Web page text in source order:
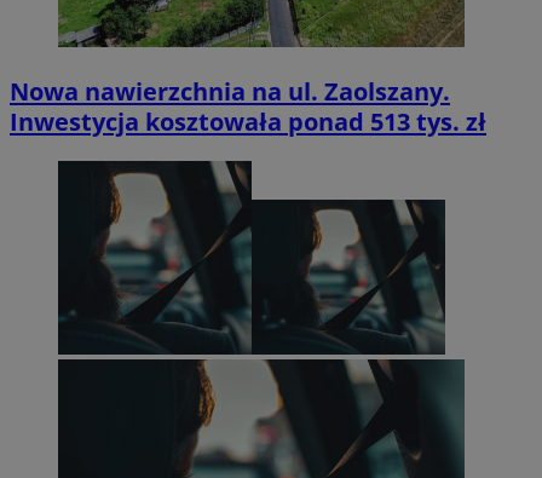
Nowa nawierzchnia na ul. Zaolszany.
Inwestycja kosztowała ponad 513 tys. zł